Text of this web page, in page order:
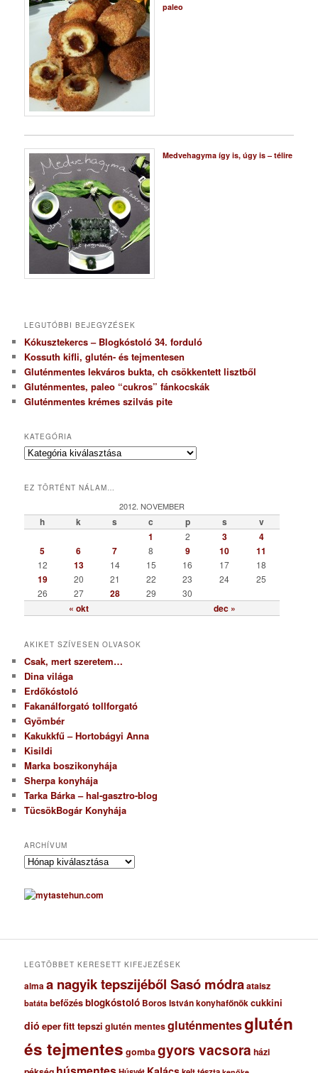
paleo
Medvehagyma így is, úgy is – télire
LEGUTÓBBI BEJEGYZÉSEK
Kókusztekercs – Blogkóstoló 34. forduló
Kossuth kifli, glutén- és tejmentesen
Gluténmentes lekváros bukta, ch csökkentett lisztből
Gluténmentes, paleo “cukros” fánkocskák
Gluténmentes krémes szilvás pite
KATEGÓRIA
K
e
r
EZ TÖRTÉNT NÁLAM…
2012. NOVEMBER
h k s c p s v
« okt dec »
1 2 3
4
5
6 7 8 9 10 11
12 13 14 15 16 17 18
19 20 21 22 23 24
25
26
27 28 29 30
AKIKET SZÍVESEN OLVASOK
Csak, mert szeretem…
Dina világa
Erdőkóstoló
Fakanálforgató tollforgató
Gyömbér
Kakukkfű – Hortobágyi Anna
Kisildi
Marka boszikonyhája
Sherpa konyhája
Tarka Bárka – hal-gasztro-blog
TücsökBogár Konyhája
ARCHÍVUM
A
c
h
u
LEGTÖBBET KERESETT KIFEJEZÉSEK
almaa nagyik tepszijéből Sasó módraataisz
batáta befőzésblogkóstoló Boros István konyhafőnökcukkini
dió eperfitt tepszi glutén mentesgluténmentesglutén
és tejmentes gombagyors vacsora házi